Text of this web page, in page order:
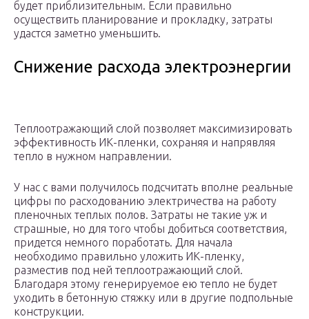
будет приблизительным. Если правильно
осуществить планирование и прокладку, затраты
удастся заметно уменьшить.
Снижение расхода электроэнергии
Теплоотражающий слой позволяет максимизировать
эффективность ИК-пленки, сохраняя и напрявляя
тепло в нужном направлении.
У нас с вами получилось подсчитать вполне реальные
цифры по расходованию электричества на работу
пленочных теплых полов. Затраты не такие уж и
страшные, но для того чтобы добиться соответствия,
придется немного поработать. Для начала
необходимо правильно уложить ИК-пленку,
разместив под ней теплоотражающий слой.
Благодаря этому генерируемое ею тепло не будет
уходить в бетонную стяжку или в другие подпольные
конструкции.